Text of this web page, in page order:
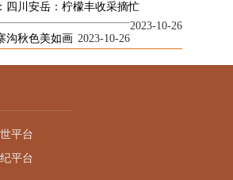
四川安岳：柠檬丰收采摘忙
2023-10-26
沟秋色美如画 2023-10-26
平台
平台